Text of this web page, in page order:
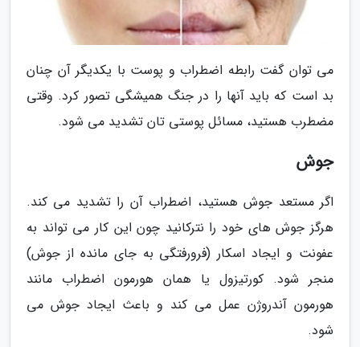
می توان گفت رابطه اضطراب و پوست با یکدیگر آن چنان
بد است که باید آنها را در جنگ همیشگی تصور کرد. وقتی
مضطرب هستید، مسائل پوستی تان تشدید می شود.
جوش
اگر مستعد جوش هستید، اضطراب آن را تشدید می کند.
هرگز جوش های خود را نترکانید چون این کار می تواند به
عفونت و ایجاد اسکار (فرورفتگی به جای مانده از جوش)
منجر شود. کورتیزول یا همان هورمون اضطراب مانند
هورمون آندروژن عمل می کند و باعث ایجاد جوش می
شود.